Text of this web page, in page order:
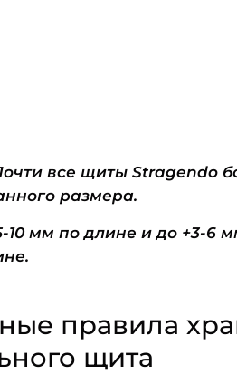
все щиты Stragendo
размера.
10 мм по длине и до +3-6
правила
щита